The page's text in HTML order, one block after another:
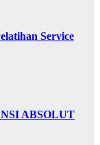
Service
ABSOLUT